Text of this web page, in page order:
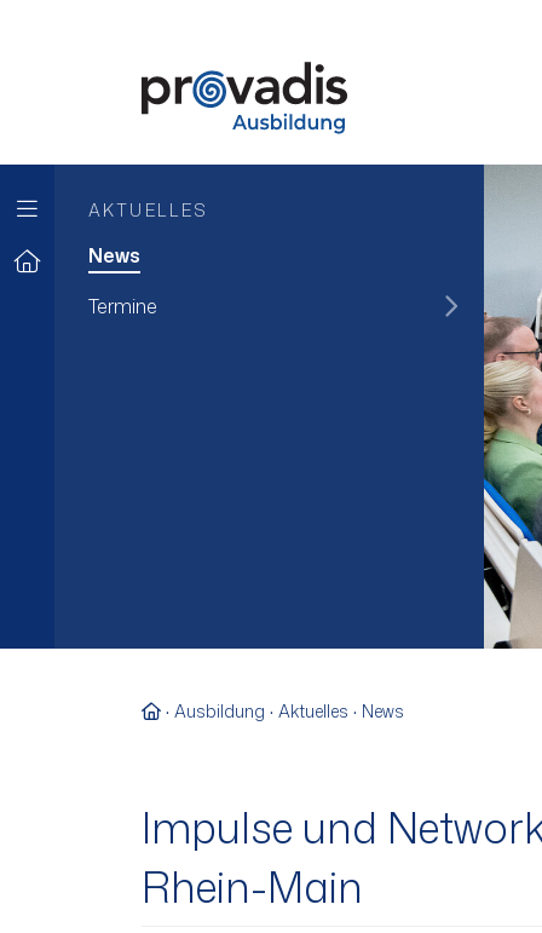
AKTUELLES
News
Termine
Zur Startseite
Ausbildung Aktuelles News
Impulse und
Rhein-Main